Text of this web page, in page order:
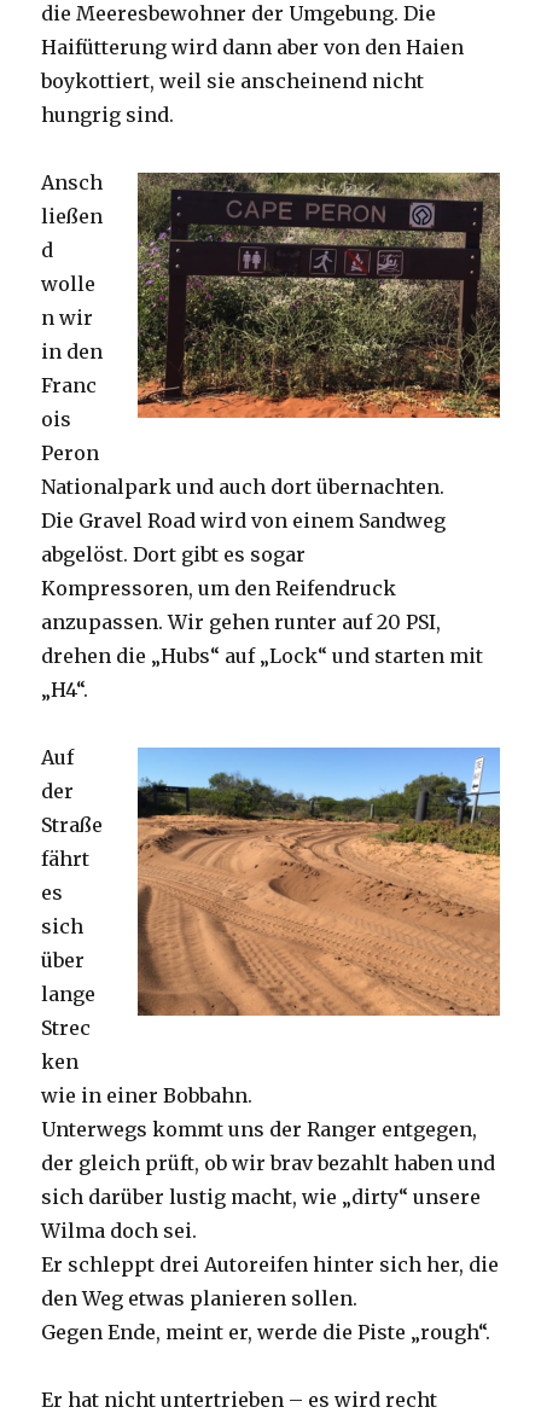
die Meeresbewohner der Umgebung. Die
Haifütterung wird dann aber von den Haien
boykottiert, weil sie anscheinend nicht
hungrig sind.
Ansch
ließen
d
wolle
n wir
in den
Franc
ois
Peron
Nationalpark und auch dort übernachten.
Die Gravel Road wird von einem Sandweg
abgelöst. Dort gibt es sogar
Kompressoren, um den Reifendruck
anzupassen. Wir gehen runter auf 20 PSI,
drehen die „Hubs“ auf „Lock“ und starten mit
„H4“.
Auf
der
Straße
fährt
es
sich
über
lange
Strec
ken
wie in einer Bobbahn.
Unterwegs kommt uns der Ranger entgegen,
der gleich prüft, ob wir brav bezahlt haben und
sich darüber lustig macht, wie „dirty“ unsere
Wilma doch sei.
Er schleppt drei Autoreifen hinter sich her, die
den Weg etwas planieren sollen.
Gegen Ende, meint er, werde die Piste „rough“.
Er hat nicht untertrieben – es wird recht